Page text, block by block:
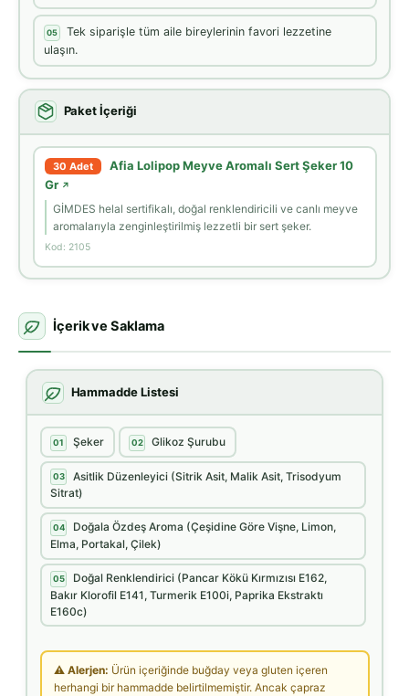
05
Tek siparişle tüm aile bireylerinin favori lezzetine
ulaşın.
Paket İçeriği
30 Adet
Afia Lolipop Meyve Aromalı Sert Şeker 10
Gr ↗
GİMDES helal sertifikalı, doğal renklendiricili ve canlı meyve
aromalarıyla zenginleştirilmiş lezzetli bir sert şeker.
Kod: 2105
İçerik ve Saklama
Hammadde Listesi
01 Şeker 02 Glikoz Şurubu
03
Asitlik Düzenleyici (Sitrik Asit, Malik Asit, Trisodyum
Sitrat)
04
Doğala Özdeş Aroma (Çeşidine Göre Vişne, Limon,
Elma, Portakal, Çilek)
05
Doğal Renklendirici (Pancar Kökü Kırmızısı E162,
Bakır Klorofil E141, Turmerik E100i, Paprika Ekstraktı
E160c)
⚠ Alerjen: Ürün içeriğinde buğday veya gluten içeren
herhangi bir hammadde belirtilmemiştir. Ancak çapraz